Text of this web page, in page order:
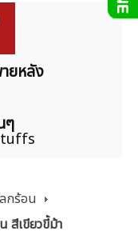
ายหลัง
ๆ
กร้อน
สีเขียวขี้ม้า